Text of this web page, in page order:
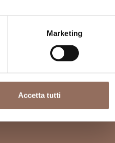
Marketing
Accetta tutti